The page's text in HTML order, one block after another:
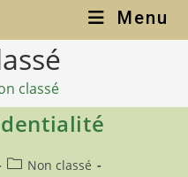
Menu
classé
PostNon classé